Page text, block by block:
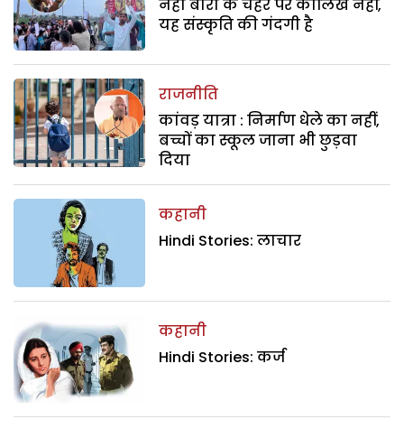
नेहा बोरा के चेहरे पर कालिख नहीं,
यह संस्कृति की गंदगी है
राजनीति
कांवड़ यात्रा : निर्माण धेले का नहीं,
बच्चों का स्कूल जाना भी छुड़वा
दिया
कहानी
Hindi Stories: लाचार
कहानी
Hindi Stories: कर्ज